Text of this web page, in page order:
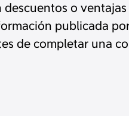
o
publicada
de completar una